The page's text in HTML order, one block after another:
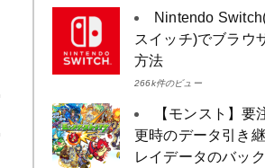
Nintendo
スイッチ)でブラウ
方法
266k件のビュー
【モンスト】要
更時のデータ引き
レイデータのバッ